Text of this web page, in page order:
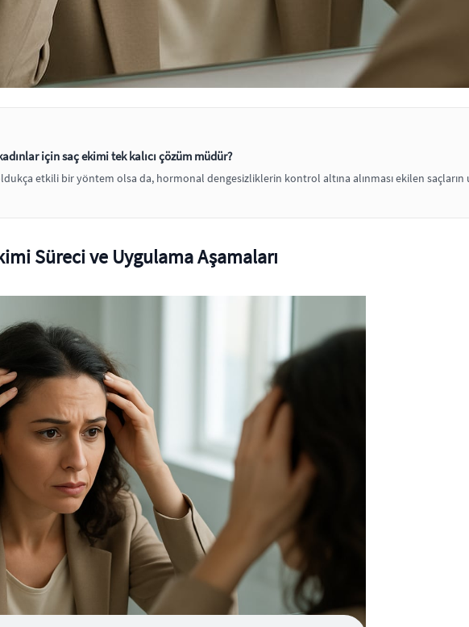
için saç ekimi tek kalıcı çözüm müdür?
etkili bir yöntem olsa da, hormonal dengesizliklerin kontrol altına alınması ekilen saçların
Süreci ve Uygulama Aşamaları